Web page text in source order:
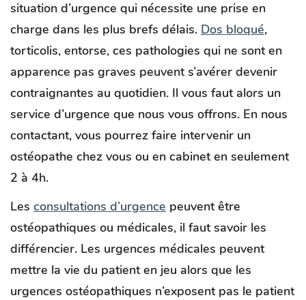
situation d’urgence qui nécessite une prise en
charge dans les plus brefs délais. Dos bloqué,
torticolis, entorse, ces pathologies qui ne sont en
apparence pas graves peuvent s’avérer devenir
contraignantes au quotidien. Il vous faut alors un
service d’urgence que nous vous offrons. En nous
contactant, vous pourrez faire intervenir un
ostéopathe chez vous ou en cabinet en seulement
2 à 4h.
Les consultations d’urgence peuvent être
ostéopathiques ou médicales, il faut savoir les
différencier. Les urgences médicales peuvent
mettre la vie du patient en jeu alors que les
urgences ostéopathiques n’exposent pas le patient